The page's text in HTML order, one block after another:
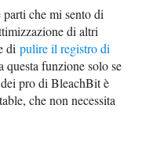
che mi sento di
di altri
dipulire il registro di
questa funzione solo se
pro di BleachBit è
che non necessita